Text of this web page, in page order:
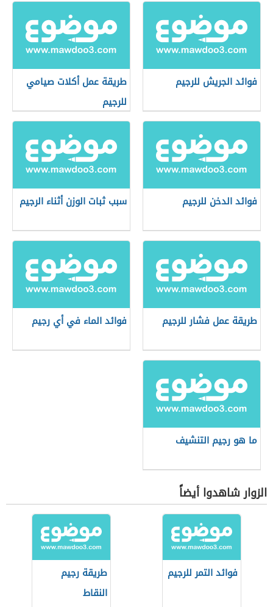
فوائد الجريش للرجيم
طريقة عمل أكلات صيامي
للرجيم
فوائد الدخن للرجيم سبب ثبات الوزن أثناء الرجيم
طريقة عمل فشار للرجيم فوائد الماء في أي رجيم
ما هو رجيم التنشيف
الزوار شاهدوا أيضاً
فوائد التمر للرجيم
طريقة رجيم
النقاط